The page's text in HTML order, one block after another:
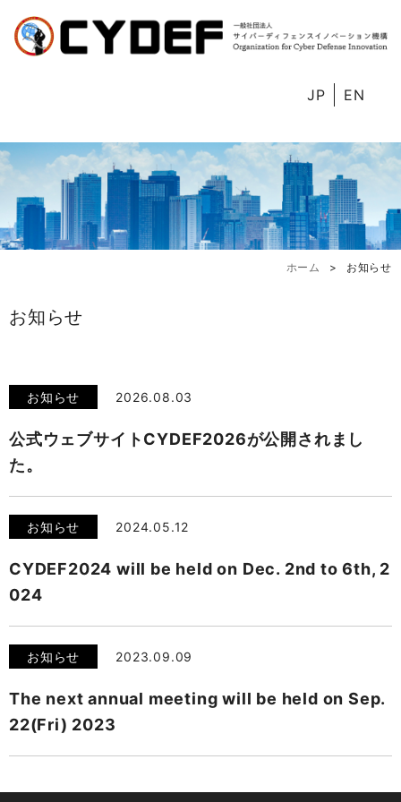
EN
JP
ホーム お知らせ
お知らせ
お知らせ 2026.08.03
公式ウェブサイトCYDEF2026が公開されまし
た。
お知らせ 2024.05.12
CYDEF2024 will be held on Dec. 2nd to 6th, 2
024
お知らせ 2023.09.09
The next annual meeting will be held on Sep.
22(Fri) 2023